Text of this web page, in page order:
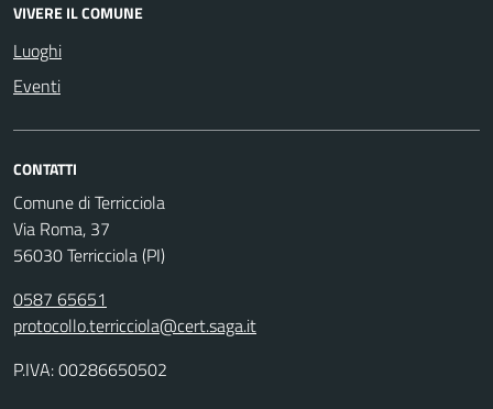
VIVERE IL COMUNE
Luoghi
Eventi
CONTATTI
Comune di Terricciola
Via Roma, 37
56030 Terricciola (PI)
0587 65651
protocollo.terricciola@cert.saga.it
P.IVA: 00286650502